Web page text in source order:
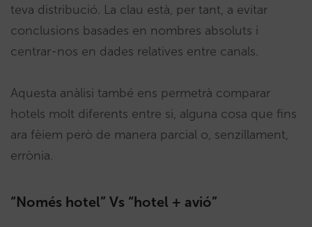
teva distribució. La clau està, per tant, a evitar
conclusions basades en nombres absoluts i
centrar-nos en dades relatives entre canals.
Aquesta anàlisi també ens permetrà comparar
hotels molt diferents entre si, alguna cosa que fins
ara fèiem però de manera parcial o, senzillament,
errònia.
“Només hotel” Vs “hotel + avió”